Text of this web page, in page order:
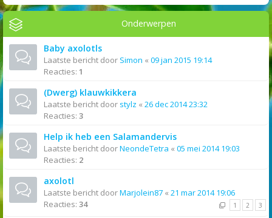
Onderwerpen
Baby axolotls
Laatste bericht door Simon « 09 jan 2015 19:14
Reacties: 1
(Dwerg) klauwkikkera
Laatste bericht door stylz « 26 dec 2014 23:32
Reacties: 3
Help ik heb een Salamandervis
Laatste bericht doorNeondeTetra « 05 mei 2014 19:03
Reacties: 2
axolotl
Laatste bericht doorMarjolein87 « 21 mar 2014 19:06
Reacties: 34 1 2 3